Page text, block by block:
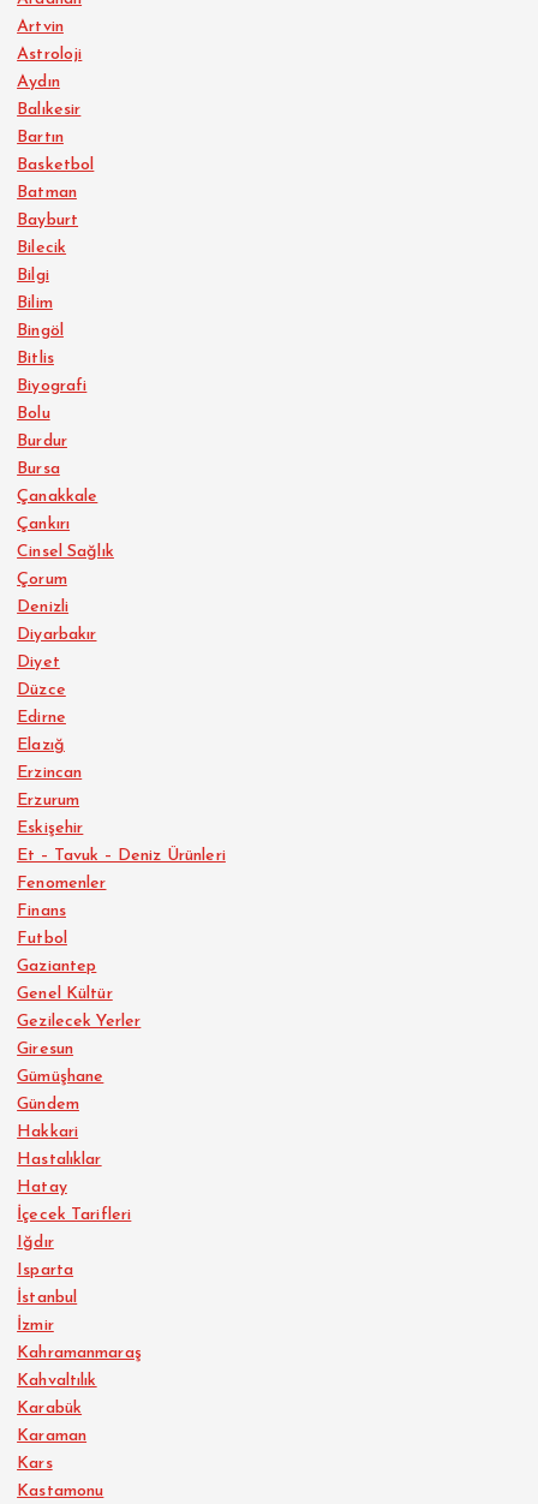
Artvin
Astroloji
Aydın
Balıkesir
Bartın
Basketbol
Batman
Bayburt
Bilecik
Bilgi
Bilim
Bingöl
Bitlis
Biyografi
Bolu
Burdur
Bursa
Çanakkale
Çankırı
Cinsel Sağlık
Çorum
Denizli
Diyarbakır
Diyet
Düzce
Edirne
Elazığ
Erzincan
Erzurum
Eskişehir
Et – Tavuk – Deniz Ürünleri
Fenomenler
Finans
Futbol
Gaziantep
Genel Kültür
Gezilecek Yerler
Giresun
Gümüşhane
Gündem
Hakkari
Hastalıklar
Hatay
İçecek Tarifleri
Iğdır
Isparta
İstanbul
İzmir
Kahramanmaraş
Kahvaltılık
Karabük
Karaman
Kars
Kastamonu